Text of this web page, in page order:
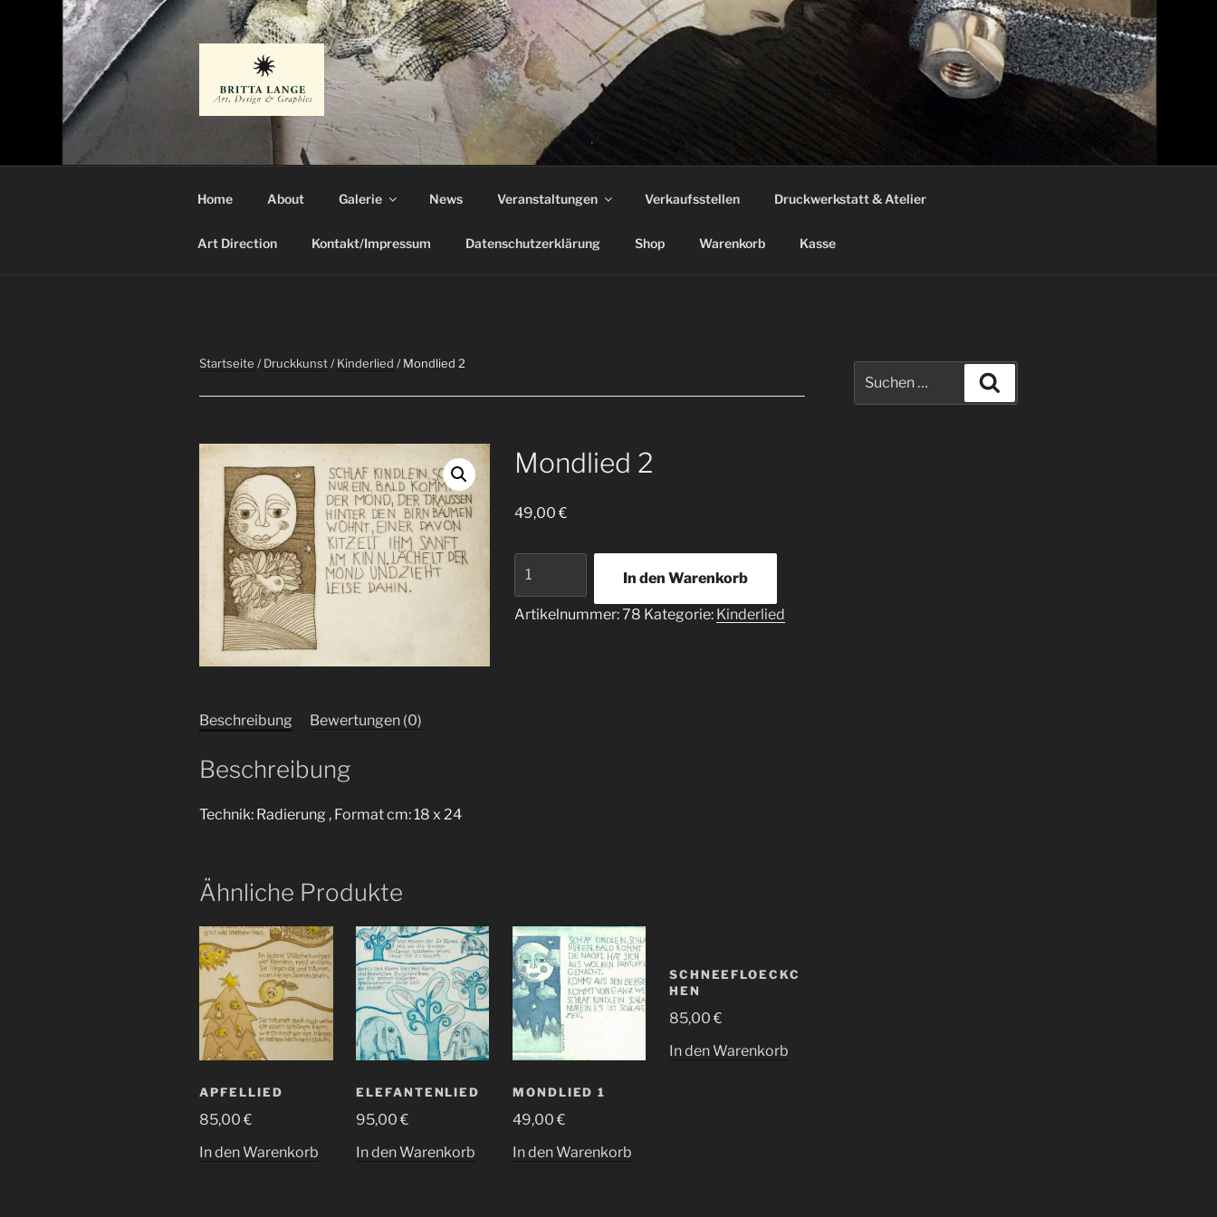
BRITTA LANGE
Home About Galerie News Veranstaltungen Verkaufsstellen Druckwerkstatt & Atelier
Art Direction Kontakt/Impressum Datenschutzerklärung Shop Warenkorb Kasse
Startseite /Druckkunst/Kinderlied / Mondlied 2
Mondlied 2
49,00€
Menge
In den Warenkorb
Artikelnummer:78 Kategorie: Kinderlied
Beschreibung Bewertungen (0)
Beschreibung
Technik: Radierung , Format cm: 18 x 24
Ähnliche Produkte
APFELLIED
85,00€
In den Warenkorb
ELEFANTENLIED
95,00€
In den Warenkorb
MONDLIED 1
49,00€
In den Warenkorb
SCHNEEFLOECKC
HEN
85,00€
In den Warenkorb
nach: